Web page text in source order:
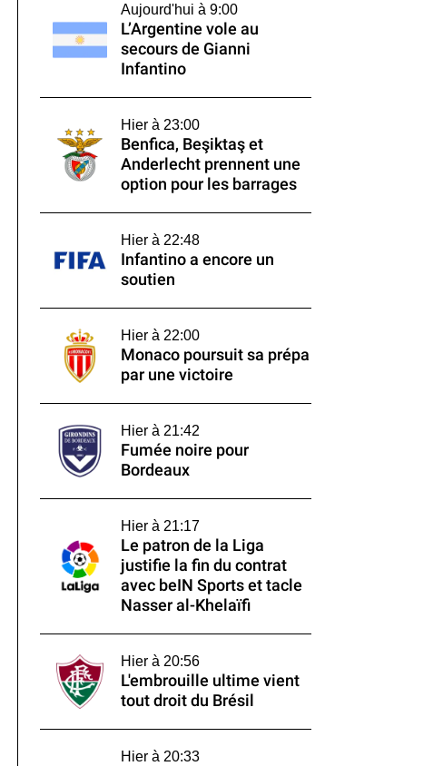
Aujourd'hui à 9:00
L’Argentine vole au
secours de Gianni
Infantino
Hier à 23:00
Benfica, Beşiktaş et
Anderlecht prennent une
option pour les barrages
Hier à 22:48
Infantino a encore un
soutien
Hier à 22:00
Monaco poursuit sa prépa
par une victoire
Hier à 21:42
Fumée noire pour
Bordeaux
Hier à 21:17
Le patron de la Liga
justifie la fin du contrat
avec beIN Sports et tacle
Nasser al-Khelaïfi
Hier à 20:56
L'embrouille ultime vient
tout droit du Brésil
Hier à 20:33